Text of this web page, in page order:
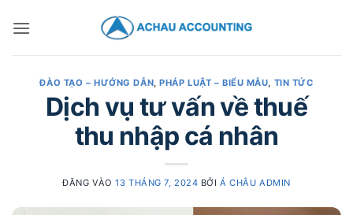
ĐÀO TẠO – HƯỚNG DẪN,PHÁP LUẬT – BIỂU MẪU, TIN TỨC
Dịch vụ tư vấn về thuế
thu nhập cá nhân
ĐĂNG VÀO13 THÁNG 7, 2024 BỞIÁ CHÂU ADMIN